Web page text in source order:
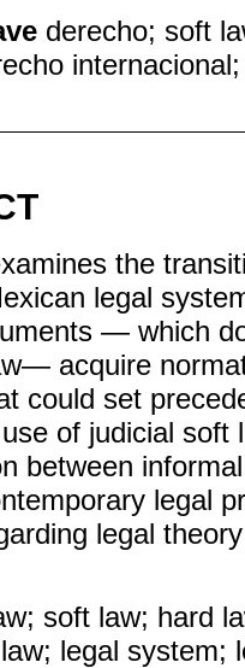
derecho; soft
the
legal
— which
acquire
could set
of judicial
between
legal
legal
soft law; hard
legal system;